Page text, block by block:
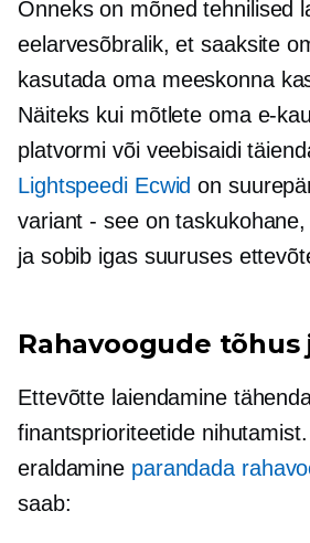
Õnneks on mõned tehnilised
eelarvesõbralik, et saaksite
kasutada oma meeskonna
Näiteks kui mõtlete oma e-
platvormi või veebisaidi
Lightspeedi Ecwid on
variant - see on
ja sobib igas suuruses
Rahavoogude
Ettevõtte laiendamine
finantsprioriteetide
eraldamine parandada
saab: